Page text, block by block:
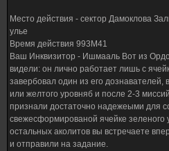
Место действия - сектор Дамоклова
улье
Время действия 993M41
Ваш Инквизитор - Ишмааль Вот из
видели: он лично работает лишь с
завербовал один из его дознавателей,
или желтого уровняб и после 2-3
признали достаточно надежеыми для
свежесформированой ячейке зеленого
остальных аколитов вы встречаете
и отправили на задание.